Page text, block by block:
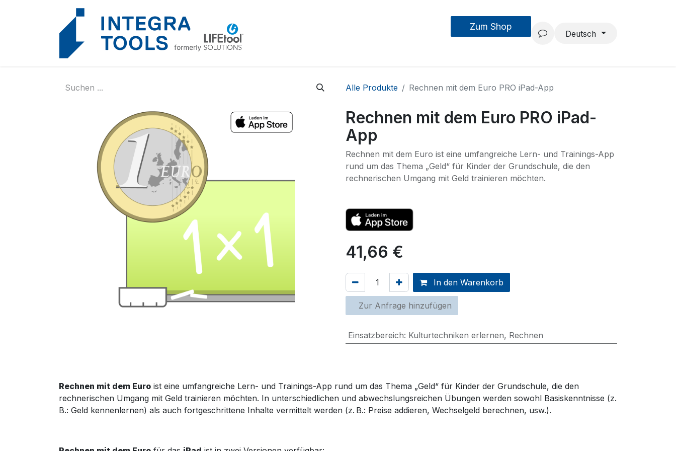
IntegraMouseAIR Forschung & Entwicklung
Zum Shop
Deutsch
Alle Produkte Rechnen mit dem Euro PRO iPad-App
Rechnen mit dem Euro PRO iPad-
App
Rechnen mit dem Euro ist eine umfangreiche Lern- und Trainings-App
rund um das Thema „Geld“ für Kinder der Grundschule, die den
rechnerischen Umgang mit Geld trainieren möchten.
41,66 €
In den Warenkorb
Zur Anfrage hinzufügen
Einsatzbereich: Kulturtechniken erlernen, Rechnen
Rechnen mit dem Euro ist eine umfangreiche Lern- und Trainings-App rund um das Thema „Geld“ für Kinder der Grundschule, die den
rechnerischen Umgang mit Geld trainieren möchten. In unterschiedlichen und abwechslungsreichen Übungen werden sowohl Basiskenntnisse (z.
B.: Geld kennenlernen) als auch fortgeschrittene Inhalte vermittelt werden (z. B.: Preise addieren, Wechselgeld berechnen, usw.).
Cookie-Einstellungen